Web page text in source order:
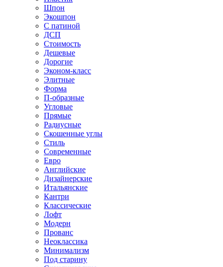
Шпон
Экошпон
С патиной
ДСП
Стоимость
Дешевые
Дорогие
Эконом-класс
Элитные
Форма
П-образные
Угловые
Прямые
Радиусные
Скошенные углы
Стиль
Современные
Евро
Английские
Дизайнерские
Итальянские
Кантри
Классические
Лофт
Модерн
Прованс
Неоклассика
Минимализм
Под старину